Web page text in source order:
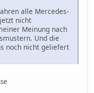
alle Mercedes-
nicht
Meinung nach
Und die
noch nicht geliefert